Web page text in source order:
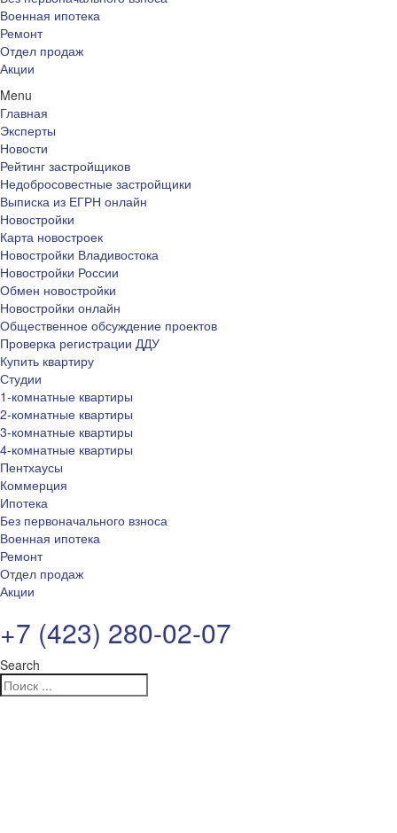
Военная ипотека
Ремонт
Отдел продаж
Акции
Menu
Главная
Эксперты
Новости
Рейтинг застройщиков
Недобросовестные застройщики
Выписка из ЕГРН онлайн
Новостройки
Карта новостроек
Новостройки Владивостока
Новостройки России
Обмен новостройки
Новостройки онлайн
Общественное обсуждение проектов
Проверка регистрации ДДУ
Купить квартиру
Студии
1-комнатные квартиры
2-комнатные квартиры
3-комнатные квартиры
4-комнатные квартиры
Пентхаусы
Коммерция
Ипотека
Без первоначального взноса
Военная ипотека
Ремонт
Отдел продаж
Акции
+7 (423) 280-02-07
Search